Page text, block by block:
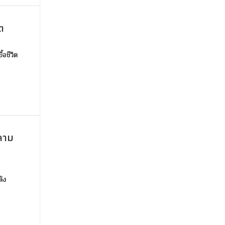
อชีวิต
ม
ง